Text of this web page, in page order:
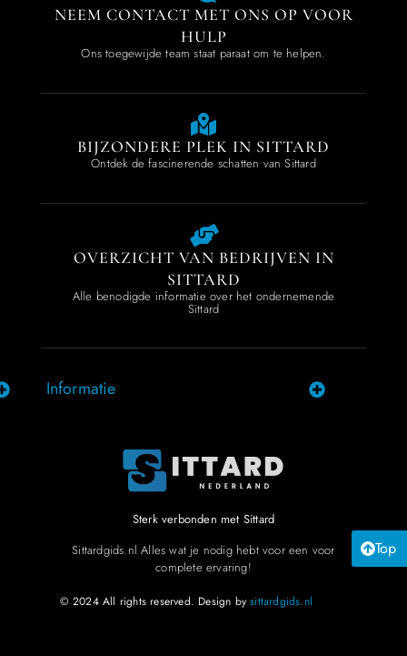
Top
NEEM CONTACT MET ONS OP VOOR
HULP
Ons toegewijde team staat paraat om te helpen.
BIJZONDERE PLEK IN SITTARD
Ontdek de fascinerende schatten van Sittard
OVERZICHT VAN BEDRIJVEN IN
SITTARD
Alle benodigde informatie over het ondernemende
Sittard
Informatie
Sterk verbonden met Sittard
Sittardgids.nl Alles wat je nodig hebt voor een voor
complete ervaring!
© 2024 All rights reserved. Design bysittardgids.nl